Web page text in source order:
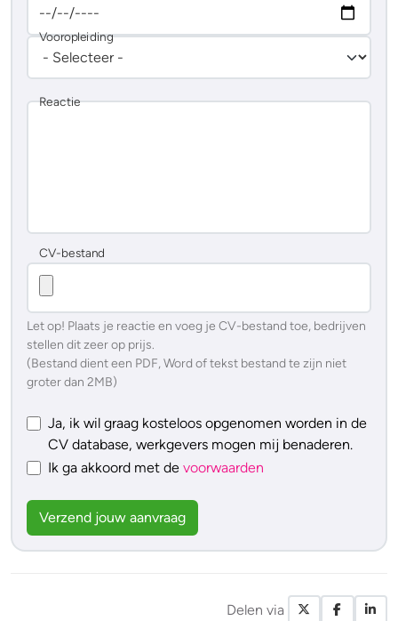
Vooropleiding
Reactie
CV-bestand
Let op! Plaats je reactie en voeg je CV-bestand toe, bedrijven
stellen dit zeer op prijs.
(Bestand dient een PDF, Word of tekst bestand te zijn niet
groter dan 2MB)
Ja, ik wil graag kosteloos opgenomen worden in de
CV database, werkgevers mogen mij benaderen.
Ik ga akkoord met de voorwaarden
Verzend jouw aanvraag
Delen via X /